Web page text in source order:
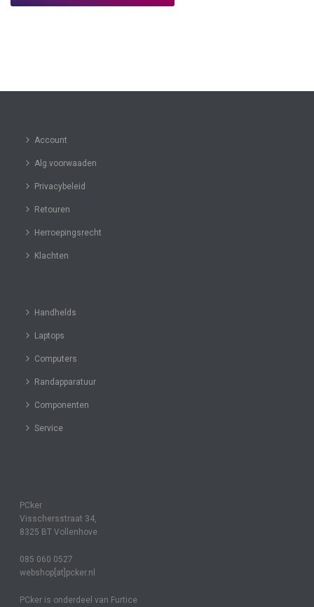
Account
Alg.voorwaaden
Privacybeleid
Retouren
Herroepingsrecht
Klachten
Handhelds
Laptops
Computers
Randapparatuur
Componenten
Service
PCker
Visschersstraat 34,
8325 BT Vollenhove
085 060 0527
webshop[at]pcker.nl
PCker is onderdeel van Furtice